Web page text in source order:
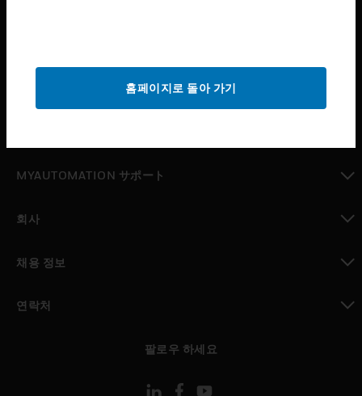
MYAUTOMATION サポート
회사
채용 정보
연락처
팔로우 하세요
홈페이지로 돌아 가기